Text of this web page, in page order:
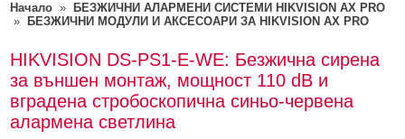
НАЧАЛО
НОВИ ПРОДУКТИ
КОМПЛЕКТИ ЗА ВИДЕОНАБЛЮДЕНИЕ
ГАРАНЦИОННИ УСЛОВИЯ
ДОСТАВКИ
Начало »
БЕЗЖИЧНИ АЛАРМЕНИ СИСТЕМИ HIKVISION AX PRO
»
БЕЗЖИЧНИ МОДУЛИ И АКСЕСОАРИ ЗА HIKVISION AX PRO
HIKVISION DS-PS1-Е-WE: Безжична сирена
за външен монтаж, мощност 110 dB и
вградена стробоскопична синьо-червена
алармена светлина